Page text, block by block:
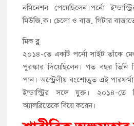
নমিনেশন পেয়েছিলেন।পর্নো
মিউজ়িক। চেলো ও বাজ় গিটার বাজাতে
মিক ব্লু
২০১৪-তে একটি পর্নো সাইট তাঁকে
পুরস্কার দিয়েছিলেন। গত বছর তিনি
পান। অস্ট্রেলীয় বংশোদ্ভূত এই
ইন্ডাস্ট্রির সঙ্গে যুক্ত। ২০১৪-তে
অ্যালব্রিতেকে বিয়ে করেন।